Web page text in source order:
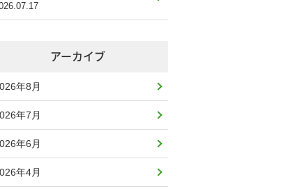
アーカイブ
年8月
年7月
年6月
年4月